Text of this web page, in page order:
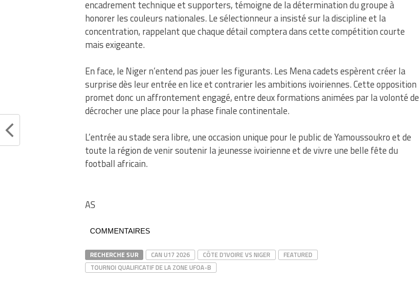
encadrement technique et supporters, témoigne de la détermination du groupe à
honorer les couleurs nationales. Le sélectionneur a insisté sur la discipline et la
concentration, rappelant que chaque détail comptera dans cette compétition courte
mais exigeante.
En face, le Niger n’entend pas jouer les figurants. Les Mena cadets espèrent créer la
surprise dès leur entrée en lice et contrarier les ambitions ivoiriennes. Cette opposition
promet donc un affrontement engagé, entre deux formations animées par la volonté de
décrocher une place pour la phase finale continentale.
L’entrée au stade sera libre, une occasion unique pour le public de Yamoussoukro et de
toute la région de venir soutenir la jeunesse ivoirienne et de vivre une belle fête du
football africain.
AS
COMMENTAIRES
RECHERCHE SUR CAN U17 2026 CÔTE D’IVOIRE VS NIGER
FEATURED
TOURNOI QUALIFICATIF DE LA ZONE UFOA-B